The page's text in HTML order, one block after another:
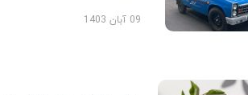
09 آبان 1403